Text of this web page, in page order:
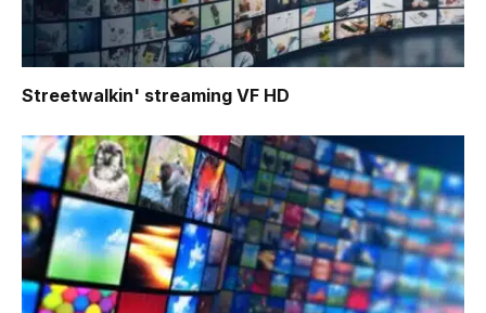
Streetwalkin' streaming VF HD